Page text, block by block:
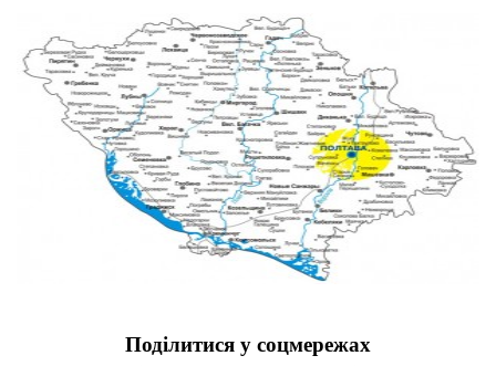
Підтримати «місцевих»
Редакційна політика
Етичний кодекс
Поділитися у соцмережах